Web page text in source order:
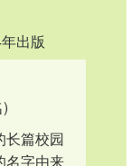
出版
长篇校园
名字由来